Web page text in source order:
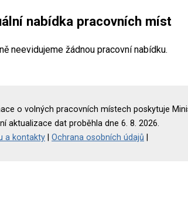
nabídka pracovních míst
neevidujeme žádnou pracovní nabídku.
o volných pracovních místech poskytuje
aktualizace dat proběhla dne 6. 8. 2026.
a kontakty
Ochrana osobních údajů